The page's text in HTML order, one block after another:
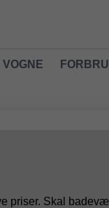
VOGNE
priser. Skal